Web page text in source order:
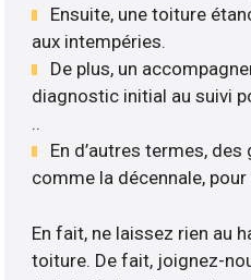
Ensuite, une toiture
aux intempéries.
De plus, un
diagnostic initial au suivi
..
En d’autres termes,
comme la décennale, pour
En fait, ne laissez rien au
toiture. De fait, joignez-